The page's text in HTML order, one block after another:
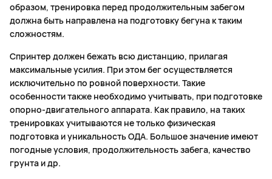
образом, тренировка перед продолжительным забегом
должна быть направлена на подготовку бегуна к таким
сложностям.
Спринтер должен бежать всю дистанцию, прилагая
максимальные усилия. При этом бег осуществляется
исключительно по ровной поверхности. Такие
особенности также необходимо учитывать, при подготовке
опорно-двигательного аппарата. Как правило, на таких
тренировках учитываются не только физическая
подготовка и уникальность ОДА. Большое значение имеют
погодные условия, продолжительность забега, качество
грунта и др.